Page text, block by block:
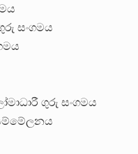
සංගමය
ගුරු සංගමය